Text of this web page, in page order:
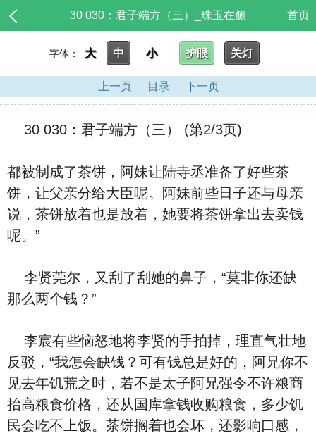
30 030：君子端方（三）_珠玉在侧 首页
字体： 大 中 小 护眼 关灯
上一页 目录 下一页
30 030：君子端方（三） (第2/3页)
都被制成了茶饼，阿妹让陆寺丞准备了好些茶
饼，让父亲分给大臣呢。阿妹前些日子还与母亲
说，茶饼放着也是放着，她要将茶饼拿出去卖钱
呢。”
李贤莞尔，又刮了刮她的鼻子，“莫非你还缺
那么两个钱？”
李宸有些恼怒地将李贤的手拍掉，理直气壮地
反驳，“我怎会缺钱？可有钱总是好的，阿兄你不
见去年饥荒之时，若不是太子阿兄强令不许粮商
抬高粮食价格，还从国库拿钱收购粮食，多少饥
民会吃不上饭。茶饼搁着也会坏，还影响口感，